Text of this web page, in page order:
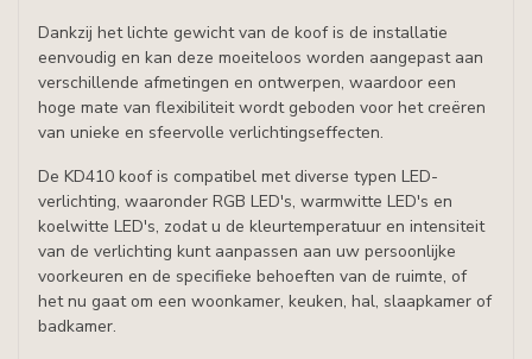
Dankzij het lichte gewicht van de koof is de installatie
eenvoudig en kan deze moeiteloos worden aangepast aan
verschillende afmetingen en ontwerpen, waardoor een
hoge mate van flexibiliteit wordt geboden voor het creëren
van unieke en sfeervolle verlichtingseffecten.
De KD410 koof is compatibel met diverse typen LED-
verlichting, waaronder RGB LED's, warmwitte LED's en
koelwitte LED's, zodat u de kleurtemperatuur en intensiteit
van de verlichting kunt aanpassen aan uw persoonlijke
voorkeuren en de specifieke behoeften van de ruimte, of
het nu gaat om een woonkamer, keuken, hal, slaapkamer of
badkamer.